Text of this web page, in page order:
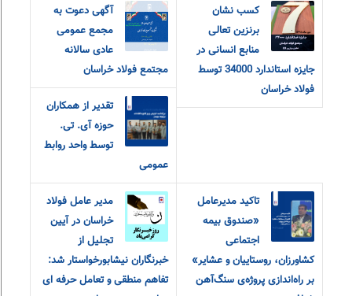
کسب نشان
برنزین تعالی
منابع انسانی در
جایزه استاندارد 34000 توسط
فولاد خراسان
آگهی دعوت به
مجمع عمومی
عادی سالانه
مجتمع فولاد خراسان
تقدیر از همکاران
حوزه آی. تی.
توسط واحد روابط
عمومی
تاکید مدیرعامل
«صندوق بیمه‌
اجتماعی
کشاورزان، روستاییان و عشایر»
بر راه‌اندازی پروژه‌ی سنگ‌آهن
مدیر عامل فولاد
خراسان در آیین
تجلیل از
خبرنگاران نیشابورخواستار شد:
تفاهم منطقی و تعامل حرفه ای